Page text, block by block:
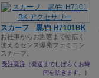
スカーフ 黒/白 H7101BK
お仕事からお洒落まで幅広く
使えるセンス爆発フェミニン
スカーフ。
受注発注（発送までしばらくお時
間を頂きます。）